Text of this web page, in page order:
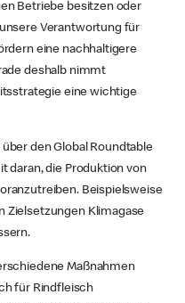
Betriebe besitzen oder
Verantwortung für
eine nachhaltigere
deshalb nimmt
eine wichtige
den Global Roundtable
daran, die Produktion von
Beispielsweise
Zielsetzungen Klimagase
Maßnahmen
für Rindfleisch